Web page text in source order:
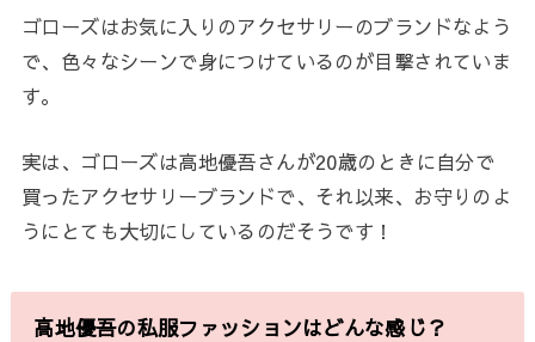
ゴローズはお気に入りのアクセサリーのブランドなよう
で、色々なシーンで身につけているのが目撃されていま
す。
実は、ゴローズは高地優吾さんが20歳のときに自分で
買ったアクセサリーブランドで、それ以来、お守りのよ
うにとても大切にしているのだそうです！
高地優吾の私服ファッションはどんな感じ？